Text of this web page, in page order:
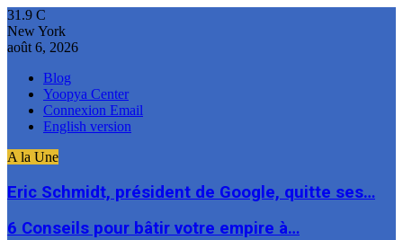
31.9 C
New York
août 6, 2026
Blog
Yoopya Center
Connexion Email
English version
A la Une
Eric Schmidt, président de Google, quitte ses…
6 Conseils pour bâtir votre empire à…